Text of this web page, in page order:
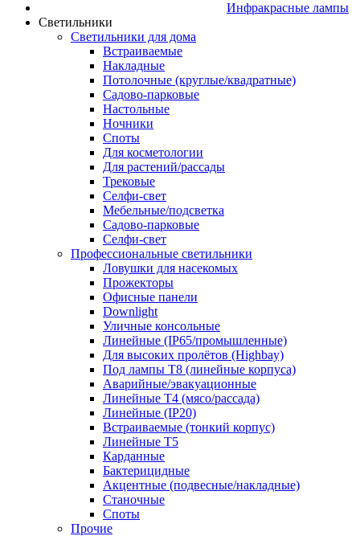
Инфракрасные лампы
Светильники
Светильники для дома
Встраиваемые
Накладные
Потолочные (круглые/квадратные)
Садово‑парковые
Настольные
Ночники
Споты
Для косметологии
Для растений/рассады
Трековые
Селфи‑свет
Мебельные/подсветка
Садово-парковые
Селфи-свет
Профессиональные светильники
Ловушки для насекомых
Прожекторы
Офисные панели
Downlight
Уличные консольные
Линейные (IP65/промышленные)
Для высоких пролётов (Highbay)
Под лампы T8 (линейные корпуса)
Аварийные/эвакуационные
Линейные T4 (мясо/рассада)
Линейные (IP20)
Встраиваемые (тонкий корпус)
Линейные T5
Карданные
Бактерицидные
Акцентные (подвесные/накладные)
Станочные
Споты
Прочие